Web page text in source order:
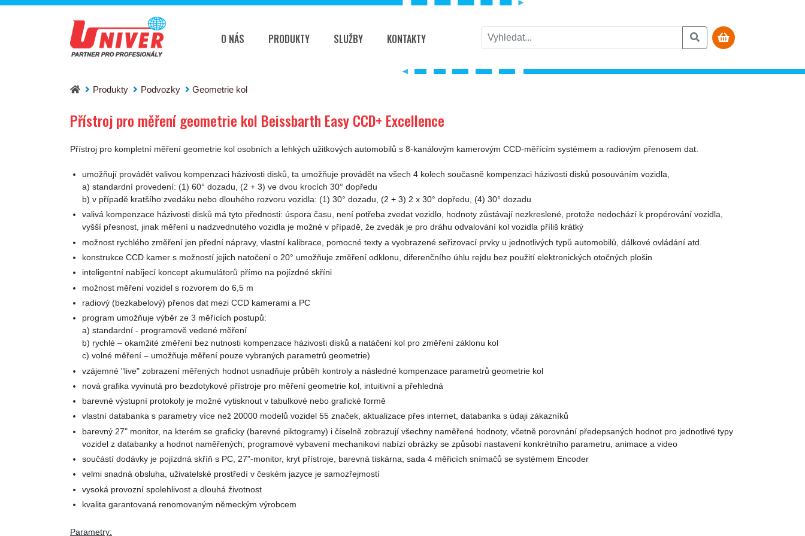
O NÁS PRODUKTY SLUŽBY KONTAKTY
Produkty Podvozky Geometrie kol
Přístroj pro měření geometrie kol Beissbarth Easy CCD+ Excellence
Přístroj pro měření geometrie kol Beissbarth Easy CCD+ Excellence
Přístroj pro kompletní měření geometrie kol osobních a lehkých užitkových automobilů s 8-kanálovým kamerovým CCD-měřícím systémem a radiovým přenosem dat.
umožňují provádět valivou kompenzaci házivosti disků, ta umožňuje provádět na všech 4 kolech současně kompenzaci házivosti disků posouváním vozidla,
a) standardní provedení: (1) 60° dozadu, (2 + 3) ve dvou krocích 30° dopředu
b) v případě kratšího zvedáku nebo dlouhého rozvoru vozidla: (1) 30° dozadu, (2 + 3) 2 x 30° dopředu, (4) 30° dozadu
valivá kompenzace házivosti disků má tyto přednosti: úspora času, není potřeba zvedat vozidlo, hodnoty zůstávají nezkreslené, protože nedochází k propérování vozidla,
vyšší přesnost, jinak měření u nadzvednutého vozidla je možné v případě, že zvedák je pro dráhu odvalování kol vozidla příliš krátký
možnost rychlého změření jen přední nápravy, vlastní kalibrace, pomocné texty a vyobrazené seřizovací prvky u jednotlivých typů automobilů, dálkové ovládání atd.
konstrukce CCD kamer s možností jejich natočení o 20° umožňuje změření odklonu, diferenčního úhlu rejdu bez použití elektronických otočných plošin
inteligentní nabíjecí koncept akumulátorů přímo na pojízdné skříni
možnost měření vozidel s rozvorem do 6,5 m
radiový (bezkabelový) přenos dat mezi CCD kamerami a PC
program umožňuje výběr ze 3 měřících postupů:
a) standardní - programově vedené měření
b) rychlé – okamžité změření bez nutnosti kompenzace házivosti disků a natáčení kol pro změření záklonu kol
c) volné měření – umožňuje měření pouze vybraných parametrů geometrie)
vzájemné "live" zobrazení měřených hodnot usnadňuje průběh kontroly a následné kompenzace parametrů geometrie kol
nová grafika vyvinutá pro bezdotykové přístroje pro měření geometrie kol, intuitivní a přehledná
barevné výstupní protokoly je možné vytisknout v tabulkové nebo grafické formě
vlastní databanka s parametry více než 20000 modelů vozidel 55 značek, aktualizace přes internet, databanka s údaji zákazníků
barevný 27" monitor, na kterém se graficky (barevné piktogramy) i číselně zobrazují všechny naměřené hodnoty, včetně porovnání předepsaných hodnot pro jednotlivé typy
vozidel z databanky a hodnot naměřených, programové vybavení mechanikovi nabízí obrázky se způsobí nastavení konkrétního parametru, animace a video
součástí dodávky je pojízdná skříň s PC, 27"-monitor, kryt přístroje, barevná tiskárna, sada 4 měřicích snímačů se systémem Encoder
velmi snadná obsluha, uživatelské prostředí v českém jazyce je samozřejmostí
vysoká provozní spolehlivost a dlouhá životnost
kvalita garantovaná renomovaným německým výrobcem
Parametry: